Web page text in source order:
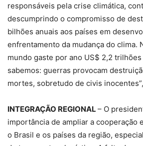
responsáveis pela crise climática,
descumprindo o compromisso de
bilhões anuais aos países em
enfrentamento da mudança do clima.
mundo gaste por ano US$ 2,2
sabemos: guerras provocam
mortes, sobretudo de civis
INTEGRAÇÃO REGIONAL – O
importância de ampliar a cooperação
o Brasil e os países da região,